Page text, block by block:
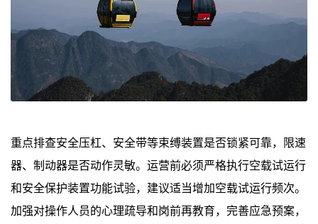
重点排查安全压杠、安全带等束缚装置是否锁紧可靠，限速
器、制动器是否动作灵敏。运营前必须严格执行空载试运行
和安全保护装置功能试验，建议适当增加空载试运行频次。
加强对操作人员的心理疏导和岗前再教育，完善应急预案，